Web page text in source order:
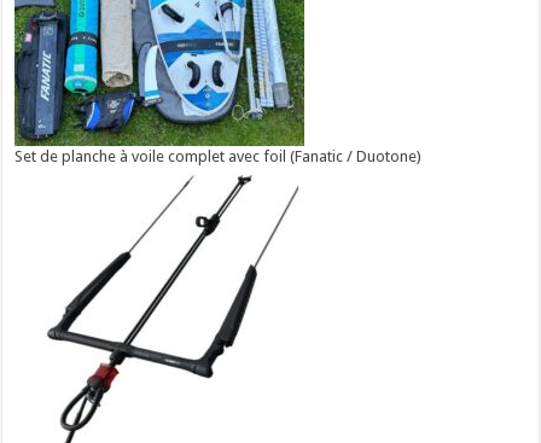
Set de planche à voile complet avec foil (Fanatic / Duotone)